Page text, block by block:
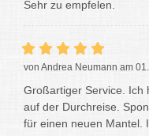
Sehr zu empfelen.
von Andrea Neumann am
Großartiger Service. Ich
auf der Durchreise.
für einen neuen Mantel.